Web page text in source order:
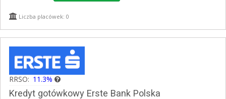
Liczba placówek: 0
RRSO: 11.3%
Kredyt gotówkowy Erste Bank Polska